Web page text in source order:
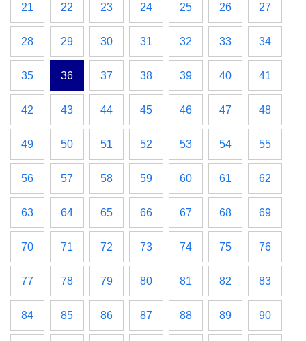
21 22 23 24 25 26 27
28 29 30 31 32 33 34
35 36 37 38 39 40 41
42 43 44 45 46 47 48
49 50 51 52 53 54 55
56 57 58 59 60 61 62
63 64 65 66 67 68 69
70 71 72 73 74 75 76
77 78 79 80 81 82 83
84 85 86 87 88 89 90